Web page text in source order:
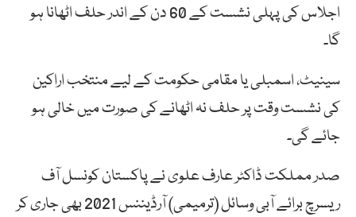
اجلاس کی پہلی نشست کے 60 دن کے اندر حلف اٹھانا ہو
گا۔
سینیٹ، اسمبلی یا مقامی حکومت کے لیے منتخب اراکین
کی نشست وقت پر حلف نہ اٹھانے کی صورت میں خالی ہو
جائے گی۔
صدر مملکت ڈاکٹر عارف علوی نے پاکستان کونسل آف
ریسرچ برائے آبی وسائل (ترمیمی) آرڈیننس 2021 بھی جاری کر